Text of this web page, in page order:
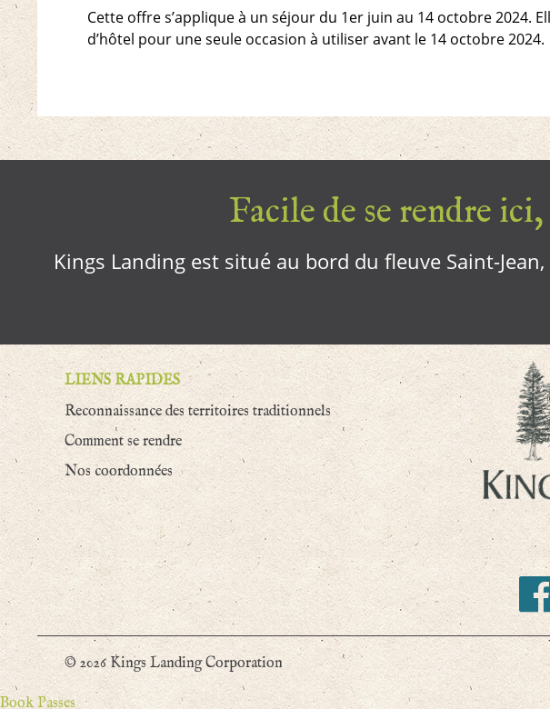
Cette offre s’applique à un séjour du 1er juin au 14 octobre 2024.
d’hôtel pour une seule occasion à utiliser avant le 14 octobre 2024.
Facile de se rendre
Kings Landing est situé au bord du fleuve Saint-
LIENS RAPIDES
Reconnaissance des territoires traditionnels
Comment se rendre
Nos coordonnées
© 2026 Kings Landing Corporation
Book Passes